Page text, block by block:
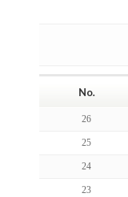
No.
26
25
24
23